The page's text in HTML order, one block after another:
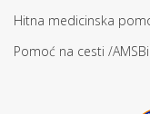
Hitna medicinska
Pomoć na cesti /